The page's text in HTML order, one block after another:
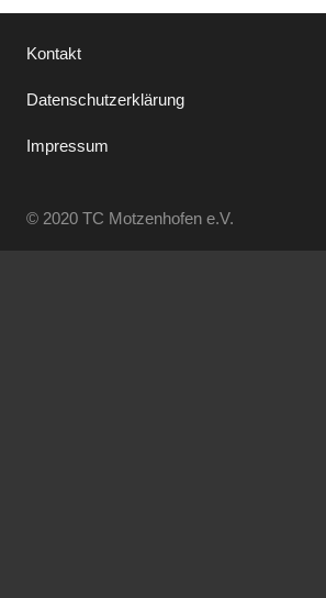
Kontakt
Datenschutzerklärung
Impressum
© 2020 TC Motzenhofen e.V.